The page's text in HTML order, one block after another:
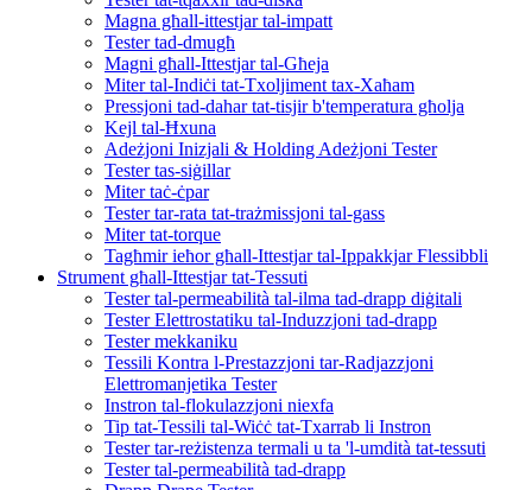
Magna għall-ittestjar tal-impatt
Tester tad-dmugħ
Magni għall-Ittestjar tal-Għeja
Miter tal-Indiċi tat-Txoljiment tax-Xaħam
Pressjoni tad-dahar tat-tisjir b'temperatura għolja
Kejl tal-Ħxuna
Adeżjoni Inizjali & Holding Adeżjoni Tester
Tester tas-siġillar
Miter taċ-ċpar
Tester tar-rata tat-trażmissjoni tal-gass
Miter tat-torque
Tagħmir ieħor għall-Ittestjar tal-Ippakkjar Flessibbli
Strument għall-Ittestjar tat-Tessuti
Tester tal-permeabilità tal-ilma tad-drapp diġitali
Tester Elettrostatiku tal-Induzzjoni tad-drapp
Tester mekkaniku
Tessili Kontra l-Prestazzjoni tar-Radjazzjoni
Elettromanjetika Tester
Instron tal-flokulazzjoni niexfa
Tip tat-Tessili tal-Wiċċ tat-Txarrab li Instron
Tester tar-reżistenza termali u ta 'l-umdità tat-tessuti
Tester tal-permeabilità tad-drapp